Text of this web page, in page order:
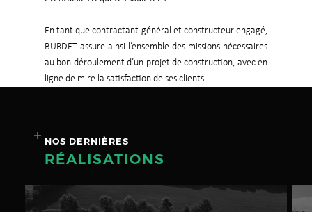
En tant que contractant général et constructeur engagé,
BURDET assure ainsi l’ensemble des missions nécessaires
au bon déroulement d’un projet de construction, avec en
ligne de mire la satisfaction de ses clients !
NOS DERNIÈRES
RÉALISATIONS